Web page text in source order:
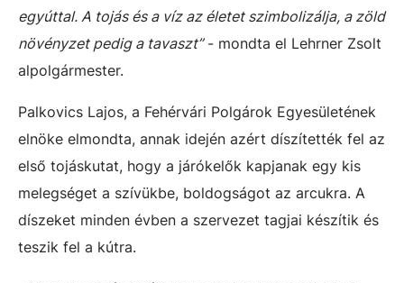
egyúttal. A tojás és a víz az életet szimbolizálja, a zöld
növényzet pedig a tavaszt”- mondta el Lehrner Zsolt
alpolgármester.
Palkovics Lajos, a Fehérvári Polgárok Egyesületének
elnöke elmondta, annak idején azért díszítették fel az
első tojáskutat, hogy a járókelők kapjanak egy kis
melegséget a szívükbe, boldogságot az arcukra. A
díszeket minden évben a szervezet tagjai készítik és
teszik fel a kútra.